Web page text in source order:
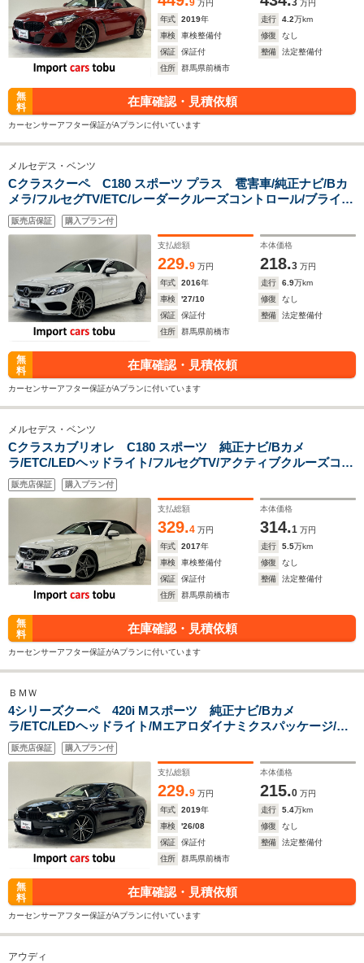
9 万円 3 万円
年式
2019年 走行 4.2万km
車検
車検整備付 修復
なし
保証
保証付 整備
法定整備付
住所
群馬県前橋市
無
料
在庫確認・見積依頼
カーセンサーアフター保証がAプランに付いています
メルセデス・ベンツ
Cクラスクーペ C180 スポーツ プラス 雹害車/純正ナビ/Bカ
メラ/フルセグTV/ETC/レーダークルーズコントロール/ブライン
ドスポットモニター/シートヒーター/パワーシート/黒革シート/
スマートキー/キーレス
販売店保証 購入プラン付
支払総額
229.9 万円
本体価格
218.3 万円
年式
2016年 走行 6.9万km
車検
'27/10 修復
なし
保証
保証付 整備
法定整備付
住所
群馬県前橋市
無
料
在庫確認・見積依頼
カーセンサーアフター保証がAプランに付いています
メルセデス・ベンツ
Cクラスカブリオレ C180 スポーツ 純正ナビ/Bカメ
ラ/ETC/LEDヘッドライト/フルセグTV/アクティブクルーズコン
トロール/ブラインドスポットモニター/ステアリングアシスト/
パドルシフト/レーンキープ/シートヒーター/スマートキー/キー
販売店保証 購入プラン付
支払総額
329.4 万円
本体価格
314.1 万円
年式
2017年 走行 5.5万km
車検
車検整備付 修復
なし
保証
保証付 整備
法定整備付
住所
群馬県前橋市
無
料
在庫確認・見積依頼
カーセンサーアフター保証がAプランに付いています
ＢＭＷ
4シリーズクーペ 420i Mスポーツ 純正ナビ/Bカメ
ラ/ETC/LEDヘッドライト/Mエアロダイナミクスパッケージ/パ
ドルシフト/シートヒーター/アクティブクルーズコントロール/
ブラインドスポットモニター/レーンキープ/デジタルメーター/
販売店保証 購入プラン付
支払総額
229.9 万円
本体価格
215.0 万円
年式
2019年 走行 5.4万km
車検
'26/08 修復
なし
保証
保証付 整備
法定整備付
住所
群馬県前橋市
無
料
在庫確認・見積依頼
カーセンサーアフター保証がAプランに付いています
アウディ